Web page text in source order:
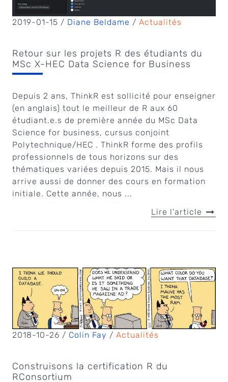
2019-01-15 / Diane Beldame / Actualités
Retour sur les projets R des étudiants du
MSc X-HEC Data Science for Business
Depuis 2 ans, ThinkR est sollicité pour enseigner
(en anglais) tout le meilleur de R aux 60
étudiant.e.s de première année du MSc Data
Science for business, cursus conjoint
Polytechnique/HEC . ThinkR forme des profils
professionnels de tous horizons sur des
thématiques variées depuis 2015. Mais il nous
arrive aussi de donner des cours en formation
initiale. Cette année, nous ...
Lire l'article
2018-10-26 / Colin Fay / Actualités
Construisons la certification R du
RConsortium